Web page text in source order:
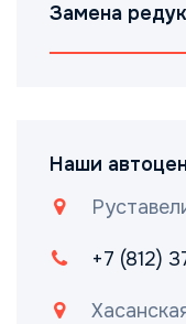
Замена
Наши
+7 (812)